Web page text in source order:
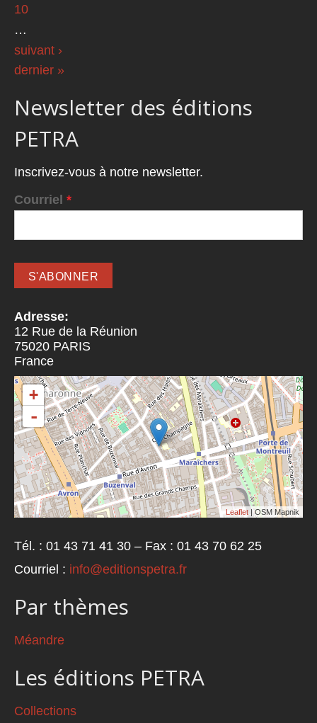
10
…
suivant ›
dernier »
Newsletter des éditions
PETRA
Inscrivez-vous à notre newsletter.
Courriel *
Adresse:
12 Rue de la Réunion
75020 PARIS
France
+
-
Leaflet | OSM Mapnik
Tél. : 01 43 71 41 30 – Fax : 01 43 70 62 25
Courriel : info@editionspetra.fr
Par thèmes
Méandre
Les éditions PETRA
Collections